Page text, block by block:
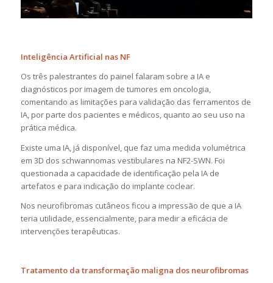
Inteligência Artificial nas NF
Os três palestrantes do painel falaram sobre a IA e
diagnósticos por imagem de tumores em oncologia,
comentando as limitações para validação das ferramentos de
IA, por parte dos pacientes e médicos, quanto ao seu uso na
prática médica.
Existe uma IA, já disponível, que faz uma medida volumétrica
em 3D dos schwannomas vestibulares na NF2-SWN. Foi
questionada a capacidade de identificação pela IA de
artefatos e para indicação do implante coclear.
Nos neurofibromas cutâneos ficou a impressão de que a IA
teria utilidade, essencialmente, para medir a eficácia de
intervenções terapêuticas.
Tratamento da transformação maligna dos neurofibromas